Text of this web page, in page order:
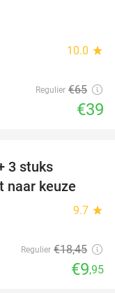
10.0 star
Regulier €65
€39
3 stuks
naar keuze
9.7 star
Regulier €18,45
€9,95